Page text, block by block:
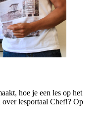
hoe je een les op het
lesportaal Chef!? Op